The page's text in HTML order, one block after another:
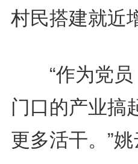
村民搭建就近
“作为党员
门口的产业搞
更多活干。”姚